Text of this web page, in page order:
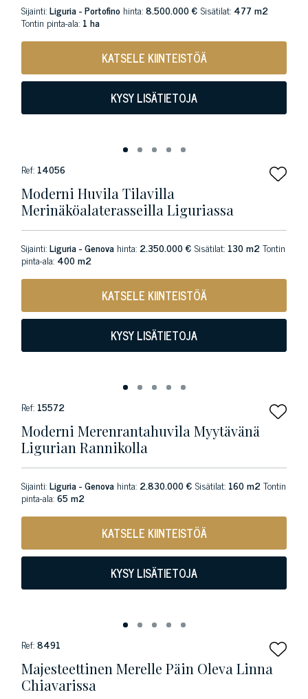
Sijainti:Liguria - Portofino hinta:8.500.000 € Sisätilat: 477 m2
Tontin pinta-ala: 1 ha
KATSELE KIINTEISTÖÄ
KYSY LISÄTIETOJA
Ref: 14056
Moderni Huvila Tilavilla
Merinäköalaterasseilla Liguriassa
Sijainti:Liguria - Genova hinta: 2.350.000 € Sisätilat: 130 m2Tontin
pinta-ala: 400 m2
KATSELE KIINTEISTÖÄ
KYSY LISÄTIETOJA
Ref: 15572
Moderni Merenrantahuvila Myytävänä
Ligurian Rannikolla
Sijainti:Liguria - Genova hinta: 2.830.000 € Sisätilat: 160 m2Tontin
pinta-ala:65 m2
KATSELE KIINTEISTÖÄ
KYSY LISÄTIETOJA
Ref:8491
Majesteettinen Merelle Päin Oleva Linna
Chiavarissa